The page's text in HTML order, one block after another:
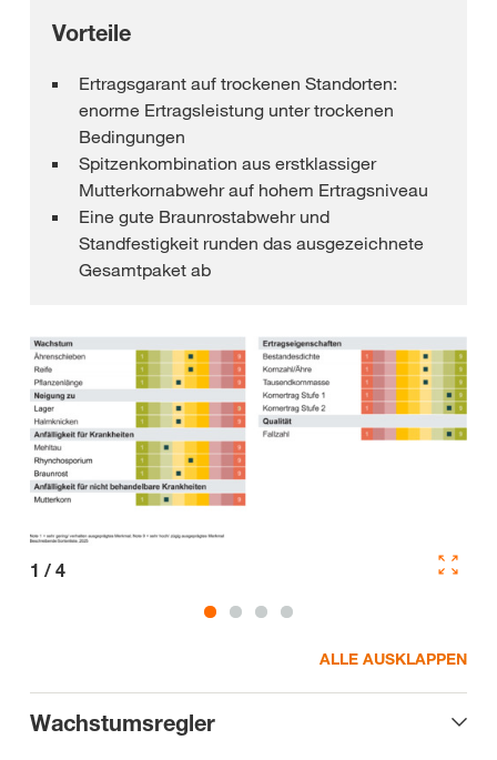
Vorteile
Ertragsgarant auf trockenen Standorten:
enorme Ertragsleistung unter trockenen
Bedingungen
Spitzenkombination aus erstklassiger
Mutterkornabwehr auf hohem Ertragsniveau
Eine gute Braunrostabwehr und
Standfestigkeit runden das ausgezeichnete
Gesamtpaket ab
1 / 4
ALLE AUSKLAPPEN
Wachstumsregler